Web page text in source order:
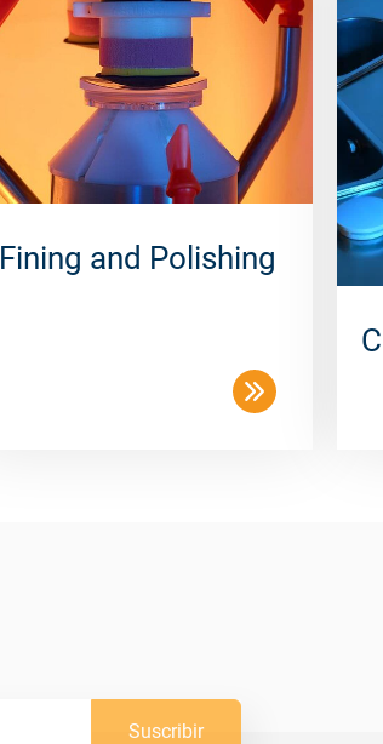
Fining and Polishing
Suscribir